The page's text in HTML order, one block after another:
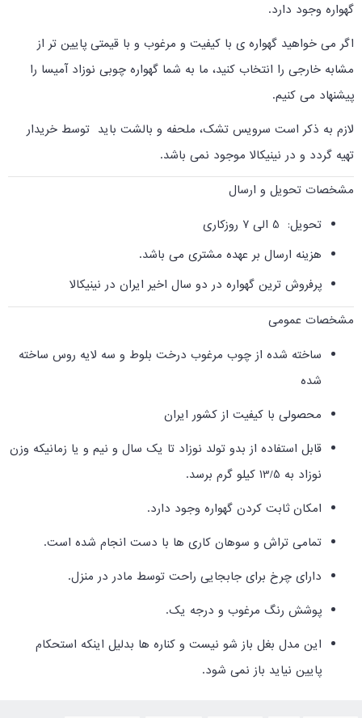
گهواره وجود دارد.
اگر می خواهید گهواره ی با کیفیت و مرغوب و با قیمتی پایین تر از
مشابه خارجی را انتخاب کنید، ما به شما گهواره چوبی نوزاد آمیسا را
پیشنهاد می کنیم.
لازم به ذکر است سرویس تشک، ملحفه و بالشت باید توسط خریدار
تهیه گردد و در نینیکالا موجود نمی باشد.
مشخصات تحویل و ارسال
تحویل: 5 الی 7 روزکاری
هزینه ارسال بر عهده مشتری می باشد.
پرفروش ترین گهواره در دو سال اخیر ایران در نینیکالا
مشخصات عمومی
ساخته شده از چوب مرغوب درخت بلوط و سه لایه روس ساخته
شده
محصولی با کیفیت از کشور ایران
قابل استفاده از بدو تولد نوزاد تا یک سال و نیم و یا زمانیکه وزن
نوزاد به 13/5 کیلو گرم برسد.
امکان ثابت کردن گهواره وجود دارد.
تمامی تراش و سوهان کاری ها با دست انجام شده است.
دارای چرخ برای جابجایی راحت توسط مادر در منزل.
پوشش رنگ مرغوب و درجه یک.
این مدل بغل باز شو نیست و کناره ها بدلیل اینکه استحکام
پایین نیاید باز نمی شود.